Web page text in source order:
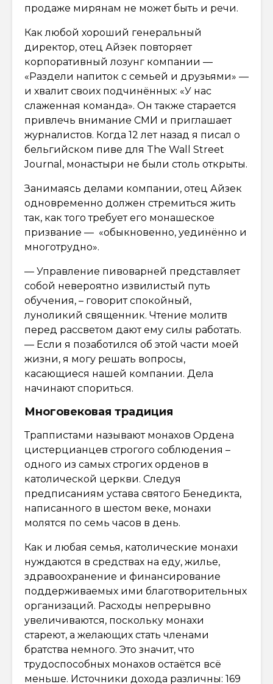
продаже мирянам не может быть и речи.
Как любой хороший генеральный
директор, отец Айзек повторяет
корпоративный лозунг компании —
«Раздели напиток с семьей и друзьями» —
и хвалит своих подчинённых: «У нас
слаженная команда». Он также старается
привлечь внимание СМИ и приглашает
журналистов. Когда 12 лет назад я писал о
бельгийском пиве для The Wall Street
Journal, монастыри не были столь открыты.
Занимаясь делами компании, отец Айзек
одновременно должен стремиться жить
так, как того требует его монашеское
призвание — «обыкновенно, уединённо и
многотрудно».
— Управление пивоварней представляет
собой невероятно извилистый путь
обучения, – говорит спокойный,
луноликий священник. Чтение молитв
перед рассветом дают ему силы работать.
— Если я позаботился об этой части моей
жизни, я могу решать вопросы,
касающиеся нашей компании. Дела
начинают спориться.
Многовековая традиция
Траппистами называют монахов Ордена
цистерцианцев строгого соблюдения –
одного из самых строгих орденов в
католической церкви. Следуя
предписаниям устава святого Бенедикта,
написанного в шестом веке, монахи
молятся по семь часов в день.
Как и любая семья, католические монахи
нуждаются в средствах на еду, жилье,
здравоохранение и финансирование
поддерживаемых ими благотворительных
организаций. Расходы непрерывно
увеличиваются, поскольку монахи
стареют, а желающих стать членами
братства немного. Это значит, что
трудоспособных монахов остаётся всё
меньше. Источники дохода различны: 169